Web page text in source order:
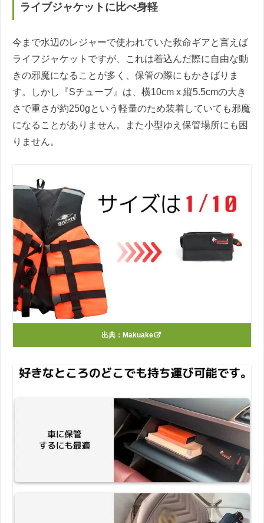
ライブジャケットに比べ身軽
今まで水辺のレジャーで使われていた救命ギアと言えば
ライフジャケットですが、これは着込んだ際に自由な動
きの邪魔になることが多く、保管の際にもかさばりま
す。しかし『Sチューブ』は、横10cm x 縦5.5cmの大き
さで重さが約250gという軽量のため装着していても邪魔
になることがありません。また小型ゆえ保管場所にも困
りません。
出典： Makuake